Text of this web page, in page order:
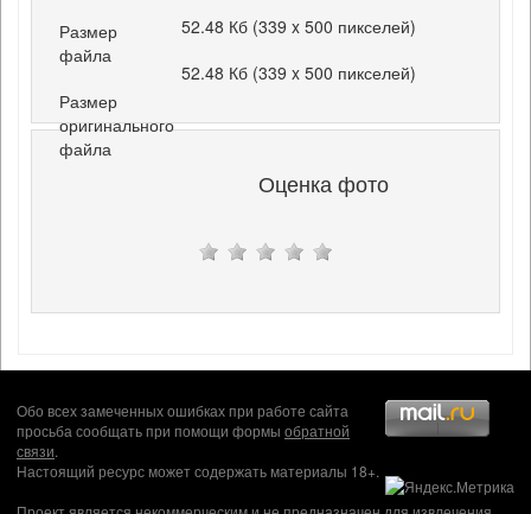
Размер
файла
52.48 Кб (339 x 500 пикселей)
Размер
оригинального
файла
52.48 Кб (339 x 500 пикселей)
Оценка фото
Обо всех замеченных ошибках при работе сайта
просьба сообщать при помощи формы обратной
связи.
Настоящий ресурс может содержать материалы 18+.